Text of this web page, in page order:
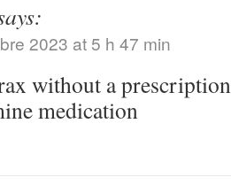
2023 at 5 h 47 min
without a
medication